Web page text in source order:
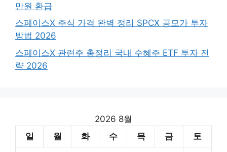
만원 환급
스페이스X 주식 가격 완벽 정리 SPCX 공모가 투자
방법 2026
스페이스X 관련주 총정리 국내 수혜주 ETF 투자 전
략 2026
2026 8월
일
월 화 수 목 금 토